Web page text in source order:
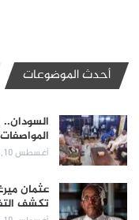
أحدث الموضوعات
السودان..
أغسطس 10, 2026
عثمان
تكشف